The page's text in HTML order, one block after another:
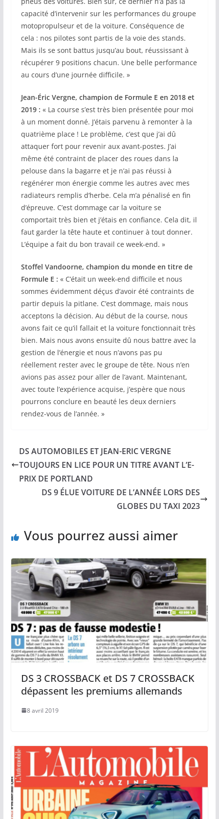
capacité d’intervenir sur les performances du groupe
motopropulseur et de la voiture. Conséquence de
cela : nos pilotes sont partis de la voie des stands.
Mais ils se sont battus jusqu’au bout, réussissant à
récupérer 9 positions chacun. Une belle performance
au cours d’une journée difficile. »
Jean-Éric Vergne, champion de Formule E en 2018 et
2019 : « La course s’est très bien présentée pour moi
à un moment donné. J’étais parvenu à remonter à la
quatrième place ! Le problème, c’est que j’ai dû
attaquer fort pour revenir aux avant-postes. J’ai
même été contraint de placer des roues dans la
pelouse dans la bagarre et je n’ai pas réussi à
regénérer mon énergie comme les autres avec mes
radiateurs remplis d’herbe. Cela m’a pénalisé en fin
d’épreuve. C’est dommage car la voiture se
comportait très bien et j’étais en confiance. Cela dit, il
faut garder la tête haute et continuer à tout donner.
L’équipe a fait du bon travail ce week-end. »
Stoffel Vandoorne, champion du monde en titre de
Formule E : « C’était un week-end difficile et nous
sommes évidemment déçus d’avoir été contraints de
partir depuis la pitlane. C’est dommage, mais nous
acceptons la décision. Au début de la course, nous
avons fait ce qu’il fallait et la voiture fonctionnait très
bien. Mais nous avons ensuite dû nous battre avec la
gestion de l’énergie et nous n’avons pas pu
réellement rester avec le groupe de tête. Nous n’en
avions pas assez pour aller de l’avant. Maintenant,
avec toute l’expérience acquise, j’espère que nous
pourrons conclure en beauté les deux derniers
rendez-vous de l’année. »
DS AUTOMOBILES ET JEAN-ERIC VERGNE
TOUJOURS EN LICE POUR UN TITRE AVANT L’E-
PRIX DE PORTLAND
DS 9 ÉLUE VOITURE DE L’ANNÉE LORS DES
GLOBES DU TAXI 2023
Vous pourrez aussi aimer
DS 3 CROSSBACK et DS 7 CROSSBACK
dépassent les premiums allemands
8 avril 2019